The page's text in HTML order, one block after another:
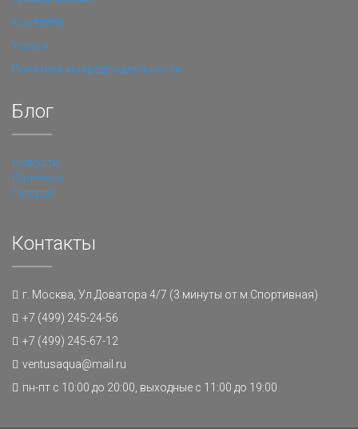
Контакты
Услуги
Политика конфиденциальности
Блог
Новости
Полезное
Галерея
Контакты
г. Москва, Ул.Доватора 4/7 (3 минуты от м.Спортивная)
+7 (499) 245-24-56
+7 (499) 245-67-12
ventusaqua@mail.ru
пн-пт с 10:00 до 20:00, выходные с 11:00 до 19:00